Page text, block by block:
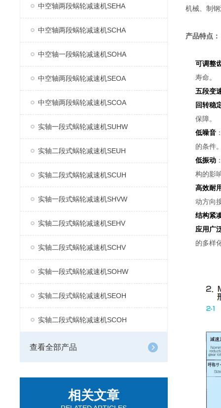
中空轴两段蜗轮减速机SEHA
中空轴两段蜗轮减速机SCHA
中空轴一段蜗轮减速机SOHA
中空轴两段蜗轮减速机SEOA
中空轴两段蜗轮减速机SCOA
实轴一段式蜗轮减速机SUHW
实轴二段式蜗轮减速机SEUH
实轴二段式蜗轮减速机SCUH
实轴一段式蜗轮减速机SHVW
实轴二段式蜗轮减速机SEHV
实轴二段式蜗轮减速机SCHV
实轴一段式蜗轮减速机SOHW
实轴二段式蜗轮减速机SEOH
实轴二段式蜗轮减速机SCOH
查看全部产品
相关文章
机械、制
产品特点：
可调整
寿命。
五段变
回转稳
保障。
低噪音
的条件
低振动
构的影
高效耐
动方向
结构紧
应用广
的多样